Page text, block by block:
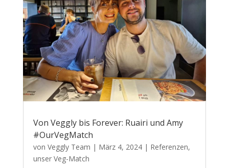
Von Veggly bis Forever: Ruairi und Amy
#OurVegMatch
von Veggly Team | März 4, 2024| Referenzen,
unser Veg-Match